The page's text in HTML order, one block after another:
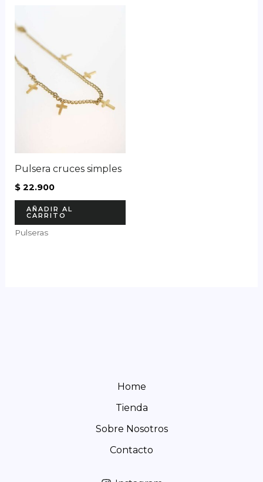
Pulsera cruces simples
$22.900
AÑADIR AL
CARRITO
Pulseras
Home
Tienda
Sobre Nosotros
Contacto